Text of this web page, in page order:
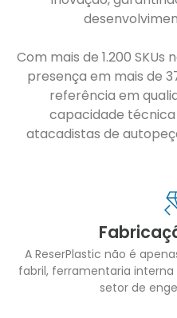
Com mais de 1.200
presença em mais de
referência em
capacidade
atacadistas de
A ReserPlastic não é
fabril, ferramentaria
setor de